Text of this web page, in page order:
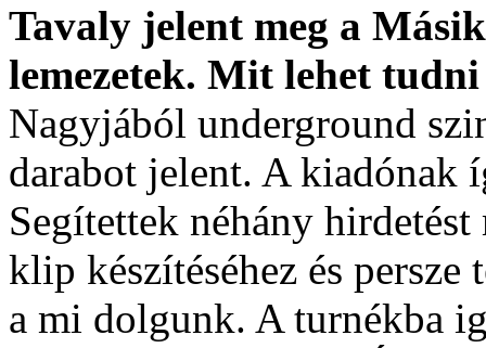
Tavaly jelent meg a
lemezetek. Mit lehet
Nagyjából underground
darabot jelent. A kiadónak
Segítettek néhány
klip készítéséhez és
a mi dolgunk. A turnékba